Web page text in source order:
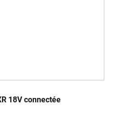
18V connectée